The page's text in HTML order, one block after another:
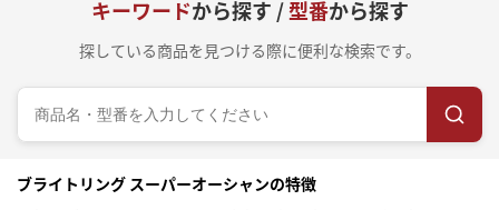
キーワードから探す /型番から探す
探している商品を見つける際に便利な検索です。
ブライトリング スーパーオーシャンの特徴